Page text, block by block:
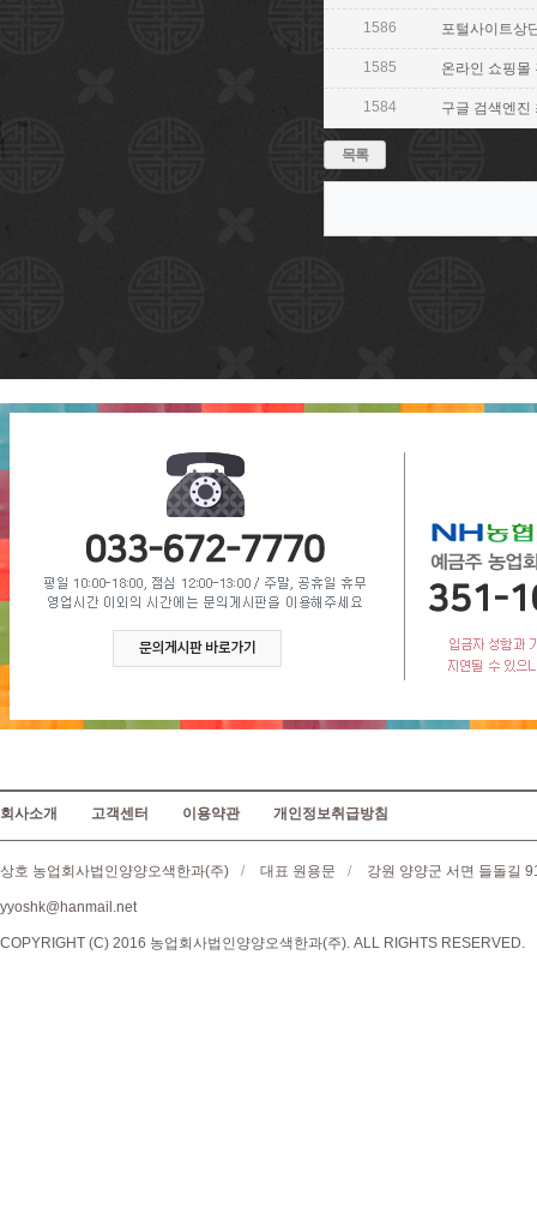
1586 포털사이트상
1585 온라인 쇼핑몰
1584 구글 검색엔진
목록
회사소개 고객센터 이용약관 개인정보취급방침
상호 농업회사법인양양오색한과(주) / 대표 원용문 / 강원 양양군 서면 들돌길
yyoshk@hanmail.net
COPYRIGHT (C) 2016 농업회사법인양양오색한과(주). ALL RIGHTS RESERVED.